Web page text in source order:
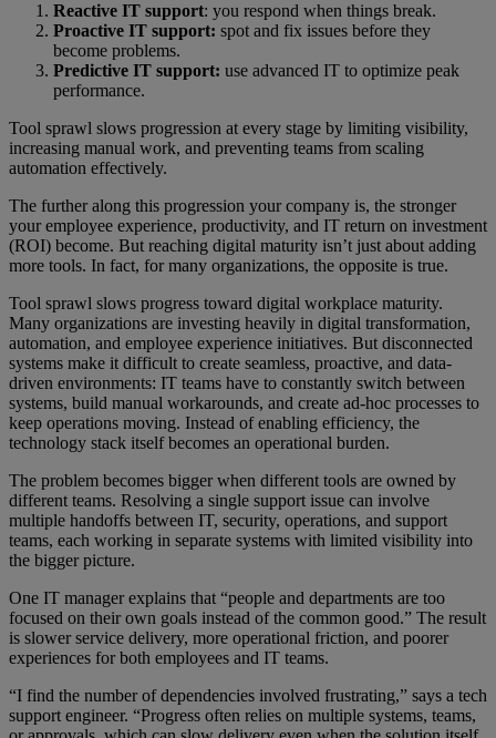
Reactive IT support: you respond when things break.
Proactive IT support: spot and fix issues before they
become problems.
Predictive IT support: use advanced IT to optimize peak
performance.
Tool sprawl slows progression at every stage by limiting visibility,
increasing manual work, and preventing teams from scaling
automation effectively.
The further along this progression your company is, the stronger
your employee experience, productivity, and IT return on investment
(ROI) become. But reaching digital maturity isn’t just about adding
more tools. In fact, for many organizations, the opposite is true.
Tool sprawl slows progress toward digital workplace maturity.
Many organizations are investing heavily in digital transformation,
automation, and employee experience initiatives. But disconnected
systems make it difficult to create seamless, proactive, and data-
driven environments: IT teams have to constantly switch between
systems, build manual workarounds, and create ad-hoc processes to
keep operations moving. Instead of enabling efficiency, the
technology stack itself becomes an operational burden.
The problem becomes bigger when different tools are owned by
different teams. Resolving a single support issue can involve
multiple handoffs between IT, security, operations, and support
teams, each working in separate systems with limited visibility into
the bigger picture.
One IT manager explains that “people and departments are too
focused on their own goals instead of the common good.” The result
is slower service delivery, more operational friction, and poorer
experiences for both employees and IT teams.
“I find the number of dependencies involved frustrating,” says a tech
support engineer. “Progress often relies on multiple systems, teams,